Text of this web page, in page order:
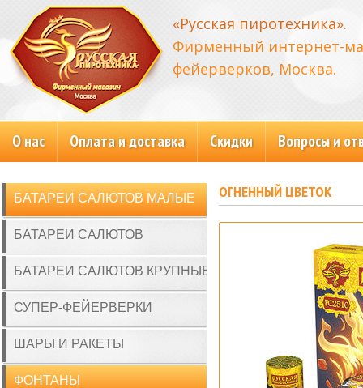
«Русская пиротехника».
Фирменный интернет-
фейерверков, Москва.
О нас Оплата и доставка Скидки Вопросы и
ОГНЕННЫЙ ЦВЕТОК
БАТАРЕИ САЛЮТОВ МАЛЫЕ
БАТАРЕИ САЛЮТОВ
БАТАРЕИ САЛЮТОВ КРУПНЫЕ
СУПЕР-ФЕЙЕРВЕРКИ
ШАРЫ И РАКЕТЫ
ФОНТАНЫ